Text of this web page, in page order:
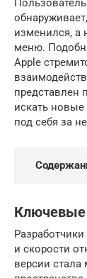
изменился, а
меню.
Apple
представлен
искать новые
под себя за
Ключевые
и скорости
версии